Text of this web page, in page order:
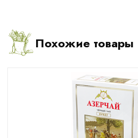
Похожие товары